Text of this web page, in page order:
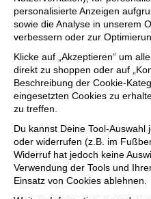
personalisierte Anzeigen
sowie die Analyse in unserem
verbessern oder zur
Klicke auf „Akzeptieren“ um
direkt zu shoppen oder auf
Beschreibung der Cookie-
eingesetzten Cookies zu
zu treffen.
Du kannst Deine Tool-
oder widerrufen (z.B. im
Widerruf hat jedoch keine
Verwendung der Tools und
Einsatz von Cookies ablehnen.